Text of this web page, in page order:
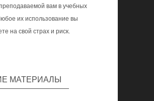
вам в учебных
их использование вы
на свой страх и риск.
МАТЕРИАЛЫ